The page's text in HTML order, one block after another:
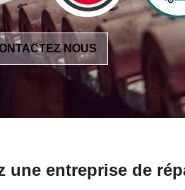
NOUS
une entreprise de